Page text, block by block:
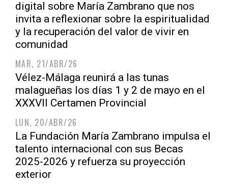
digital sobre María Zambrano que nos
invita a reflexionar sobre la espiritualidad
y la recuperación del valor de vivir en
comunidad
MAR, 21/ABR/26
Vélez-Málaga reunirá a las tunas
malagueñas los días 1 y 2 de mayo en el
XXXVII Certamen Provincial
LUN, 20/ABR/26
La Fundación María Zambrano impulsa el
talento internacional con sus Becas
2025-2026 y refuerza su proyección
exterior